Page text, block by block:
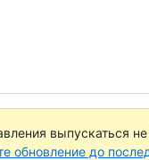
выпускаться
обновление до